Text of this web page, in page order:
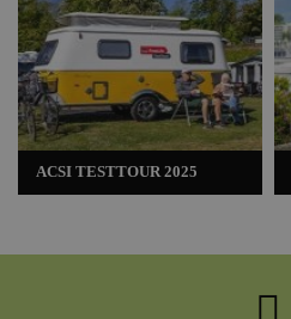
ACSI TESTTOUR 2025